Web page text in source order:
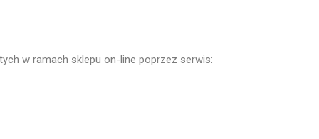
w ramach sklepu on-line poprzez serwis: